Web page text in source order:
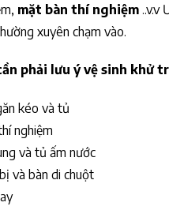
mặt bàn thí nghiệm ..v.v
xuyên chạm vào.
phải lưu ý vệ sinh khử
kéo và tủ
nghiệm
và tủ ấm nước
và bàn di chuột